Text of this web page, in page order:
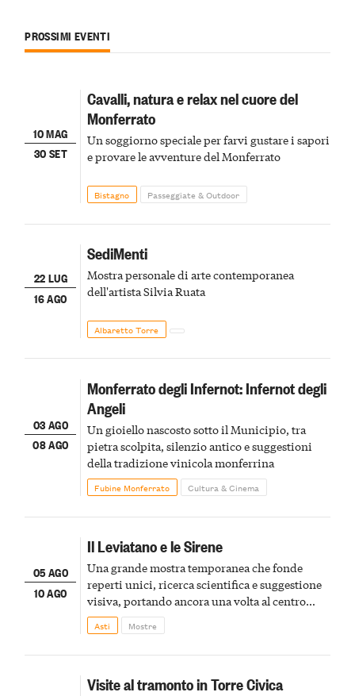
PROSSIMI EVENTI
10 MAG
30 SET
Cavalli, natura e relax nel cuore del
Monferrato
Un soggiorno speciale per farvi gustare i sapori
e provare le avventure del Monferrato
Bistagno Passeggiate & Outdoor
22 LUG
16 AGO
SediMenti
Mostra personale di arte contemporanea
dell'artista Silvia Ruata
Albaretto Torre
03 AGO
08 AGO
Monferrato degli Infernot: Infernot degli
Angeli
Un gioiello nascosto sotto il Municipio, tra
pietra scolpita, silenzio antico e suggestioni
della tradizione vinicola monferrina
Fubine Monferrato Cultura & Cinema
05 AGO
10 AGO
Il Leviatano e le Sirene
Una grande mostra temporanea che fonde
reperti unici, ricerca scientifica e suggestione
visiva, portando ancora una volta al centro
della scena le meraviglie del passato astigiano
Asti Mostre
Visite al tramonto in Torre Civica